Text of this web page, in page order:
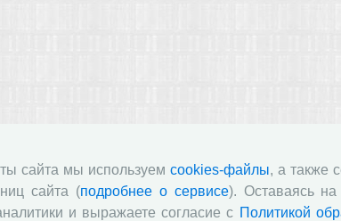
сайта мы используем cookies-файлы, а также
сайта (подробнее о сервисе). Оставаясь
и выражаете согласие с Политикой